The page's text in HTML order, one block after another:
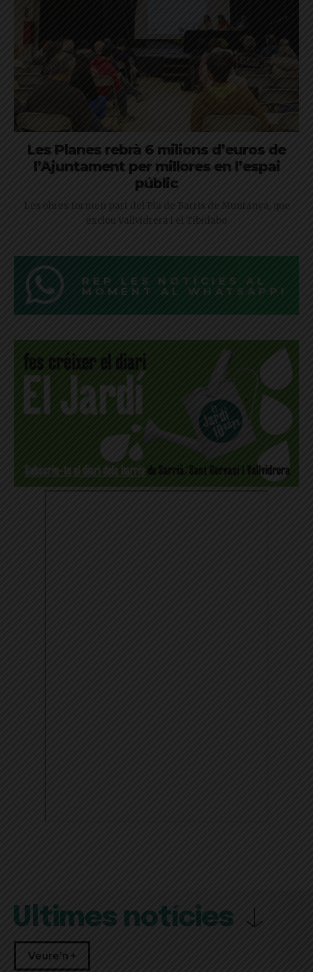
Les Planes rebrà 6 milions d’euros de
l’Ajuntament per millores en l’espai
públic
Les obres formen part del Pla de Barris de Muntanya, que
exclou Vallvidrera i el Tibidabo
REP LES NOTÍCIES AL
MOMENT AL WHATSAPP!
Últimes notícies
Veure'n +